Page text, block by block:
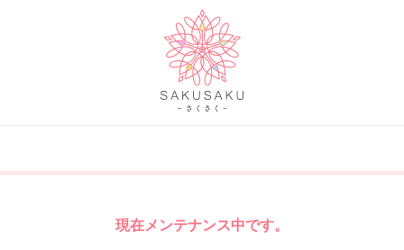
現在メンテナンス中です。